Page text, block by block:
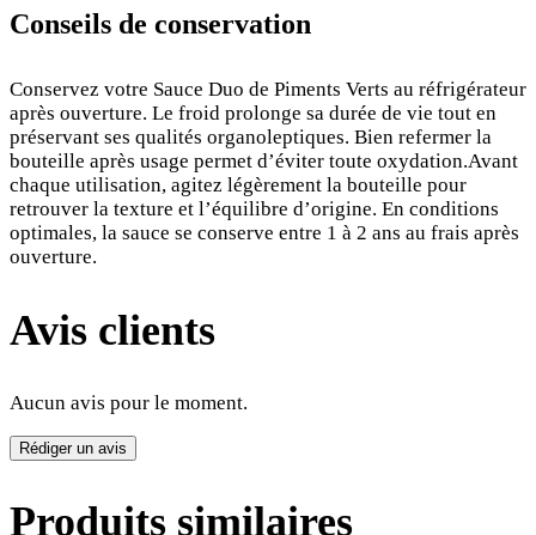
Conseils de conservation
Conservez votre Sauce Duo de Piments Verts au réfrigérateur
après ouverture. Le froid prolonge sa durée de vie tout en
préservant ses qualités organoleptiques. Bien refermer la
bouteille après usage permet d’éviter toute oxydation.Avant
chaque utilisation, agitez légèrement la bouteille pour
retrouver la texture et l’équilibre d’origine. En conditions
optimales, la sauce se conserve entre 1 à 2 ans au frais après
ouverture.
Avis clients
Aucun avis pour le moment.
Rédiger un avis
Produits similaires